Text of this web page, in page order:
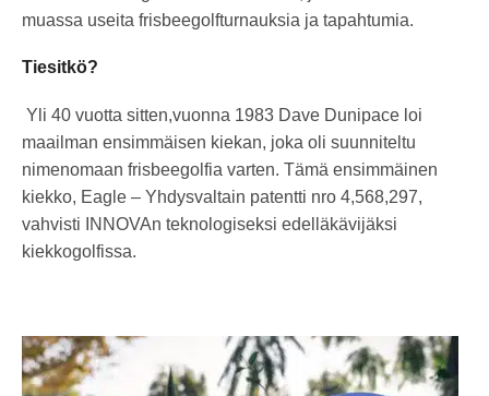
muassa useita frisbeegolfturnauksia ja tapahtumia.
Tiesitkö?
Yli 40 vuotta sitten,vuonna 1983 Dave Dunipace loi
maailman ensimmäisen kiekan, joka oli suunniteltu
nimenomaan frisbeegolfia varten. Tämä ensimmäinen
kiekko, Eagle – Yhdysvaltain patentti nro 4,568,297,
vahvisti INNOVAn teknologiseksi edelläkävijäksi
kiekkogolfissa.